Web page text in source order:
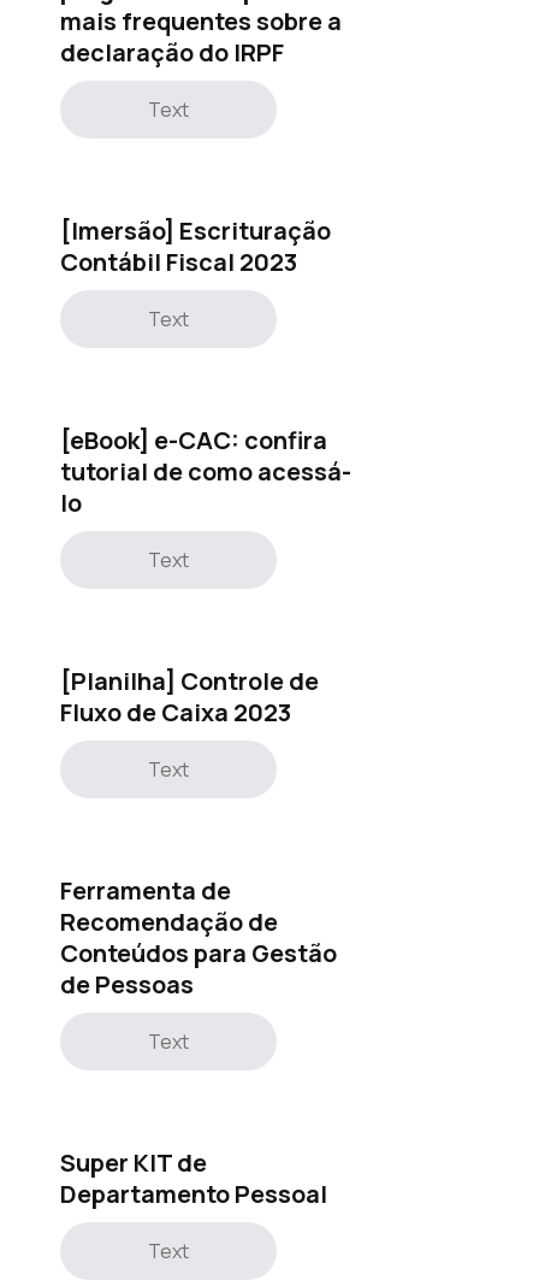
mais frequentes sobre a
declaração do IRPF
Text
[Imersão] Escrituração
Contábil Fiscal 2023
Text
[eBook] e-CAC: confira
tutorial de como acessá-
lo
Text
[Planilha] Controle de
Fluxo de Caixa 2023
Text
Ferramenta de
Recomendação de
Conteúdos para Gestão
de Pessoas
Text
Super KIT de
Departamento Pessoal
Text